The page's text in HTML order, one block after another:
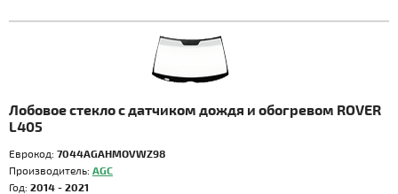
Лобовое стекло с датчиком дождя и обогревом ROVER
L405
Еврокод: 7044AGAHMOVWZ98
Производитель: AGC
Год: 2014 - 2021